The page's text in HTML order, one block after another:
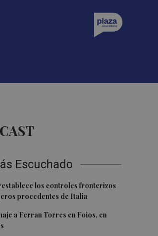
Escuchado
los controles fronterizos
procedentes de Italia
a Ferran Torres en Foios, en